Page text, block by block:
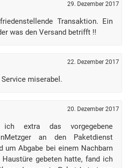
29. Dezember 2017
Transaktion. Ein
was den Versand betrifft !!
22. Dezember 2017
miserabel.
20. Dezember 2017
ich extra das vorgegebene
an den Paketdienst
um Abgabe bei einem Nachbarn
gebeten hatte, fand ich